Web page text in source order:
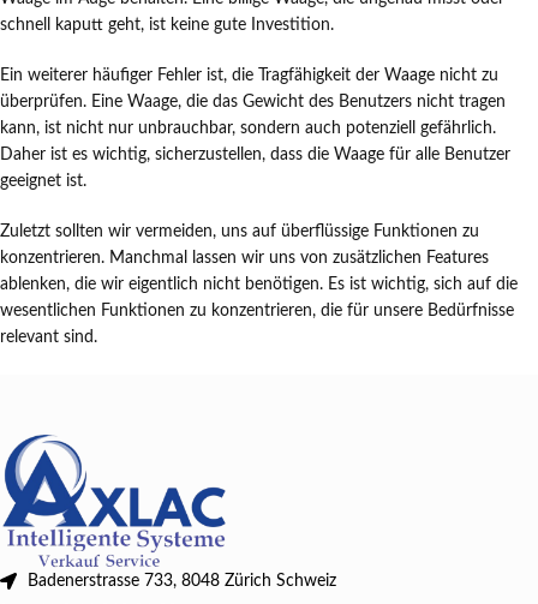
schnell kaputt geht, ist keine gute Investition.
Ein weiterer häufiger Fehler ist, die Tragfähigkeit der Waage nicht zu
überprüfen. Eine Waage, die das Gewicht des Benutzers nicht tragen
kann, ist nicht nur unbrauchbar, sondern auch potenziell gefährlich.
Daher ist es wichtig, sicherzustellen, dass die Waage für alle Benutzer
geeignet ist.
Zuletzt sollten wir vermeiden, uns auf überflüssige Funktionen zu
konzentrieren. Manchmal lassen wir uns von zusätzlichen Features
ablenken, die wir eigentlich nicht benötigen. Es ist wichtig, sich auf die
wesentlichen Funktionen zu konzentrieren, die für unsere Bedürfnisse
relevant sind.
Badenerstrasse 733, 8048 Zürich Schweiz